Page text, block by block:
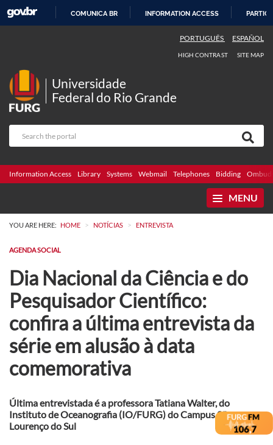
COMUNICA BR INFORMATION ACCESS
PORTUGUÊS ESPAÑOL
HIGH CONTRAST SITE MAP
Universidade
Federal do Rio Grande
Information Access Library Systems Webmail Telephones Bidding
MENU
YOU ARE HERE: HOME > NOTÍCIAS > ENTREVISTA
AGENDA SOCIAL
Dia Nacional da Ciência e do
Pesquisador Científico:
confira a última entrevista da
série em alusão à data
comemorativa
Última entrevistada é a professora Tatiana Walter, do
Instituto de Oceanografia (IO/FURG) do Campus São
Lourenço do Sul